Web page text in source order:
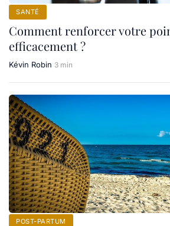
SANTÉ
Comment renforcer votre
efficacement ?
Kévin Robin 3 min
POST-PARTUM